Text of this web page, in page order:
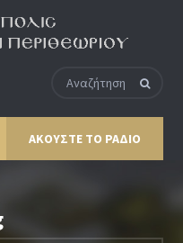
ΑΚΟΥΣΤΕ ΤΟ ΡΑΔΙΟ